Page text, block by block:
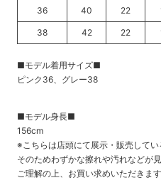
36 40 22
38 42 22
■モデル着用サイズ■
ピンク36、グレー38
■モデル身長■
156cm
※こちらは店頭にて展示・販売してい
そのためわずかな擦れや汚れなどが
ご理解の上、お買い求めいただきま